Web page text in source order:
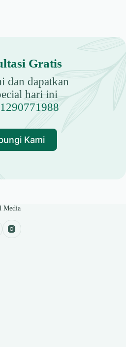
Gratis
dan dapatkan
hari ini
Kami
Media